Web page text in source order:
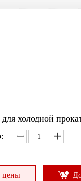
холодной
цены